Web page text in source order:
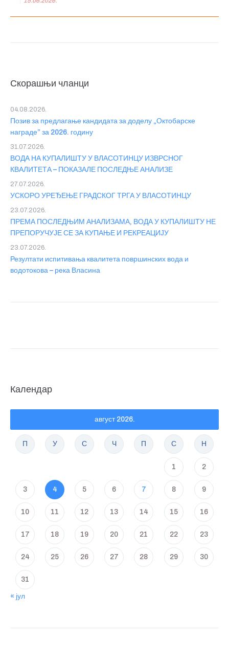
Скорашњи чланци
Позив за предлагање кандидата за доделу „Октобарске
награде” за 2026. годину
04.08.2026.
ВОДА НА КУПАЛИШТУ У ВЛАСОТИНЦУ ИЗВРСНОГ
КВАЛИТЕТА – ПОКАЗАЛЕ ПОСЛЕДЊЕ АНАЛИЗЕ
31.07.2026.
УСКОРО УРЕЂЕЊЕ ГРАДСКОГ ТРГА У ВЛАСОТИНЦУ
27.07.2026.
ПРЕМА ПОСЛЕДЊИМ АНАЛИЗАМА, ВОДА У КУПАЛИШТУ НЕ
ПРЕПОРУЧУЈЕ СЕ ЗА КУПАЊЕ И РЕКРЕАЦИЈУ
23.07.2026.
Резултати испитивања квалитета површинских вода и
водотокова – река Власина
23.07.2026.
Календар
август 2026.
П У С Ч П С Н
1 2
3 4 5 6 7 8 9
10 11 12 13 14 15 16
17 18 19 20 21 22 23
24 25 26 27 28 29 30
31
« јул